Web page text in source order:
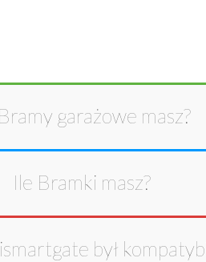
Bramy garażowe masz?
Ile Bramki masz?
był